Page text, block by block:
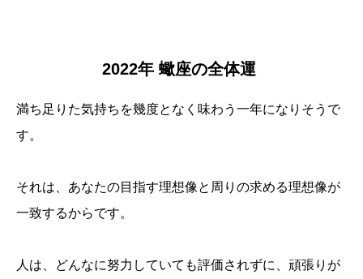
2022年 蠍座の全体運
満ち足りた気持ちを幾度となく味わう一年になりそうで
す。
それは、あなたの目指す理想像と周りの求める理想像が
一致するからです。
人は、どんなに努力していても評価されずに、頑張りが